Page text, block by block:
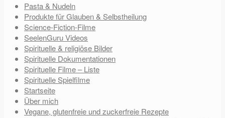
Pasta & Nudeln
Produkte für Glauben & Selbstheilung
Science-Fiction-Filme
SeelenGuru Videos
Spirituelle & religiöse Bilder
Spirituelle Dokumentationen
Spirituelle Filme – Liste
Spirituelle Spielfilme
Startseite
Über mich
Vegane, glutenfreie und zuckerfreie Rezepte